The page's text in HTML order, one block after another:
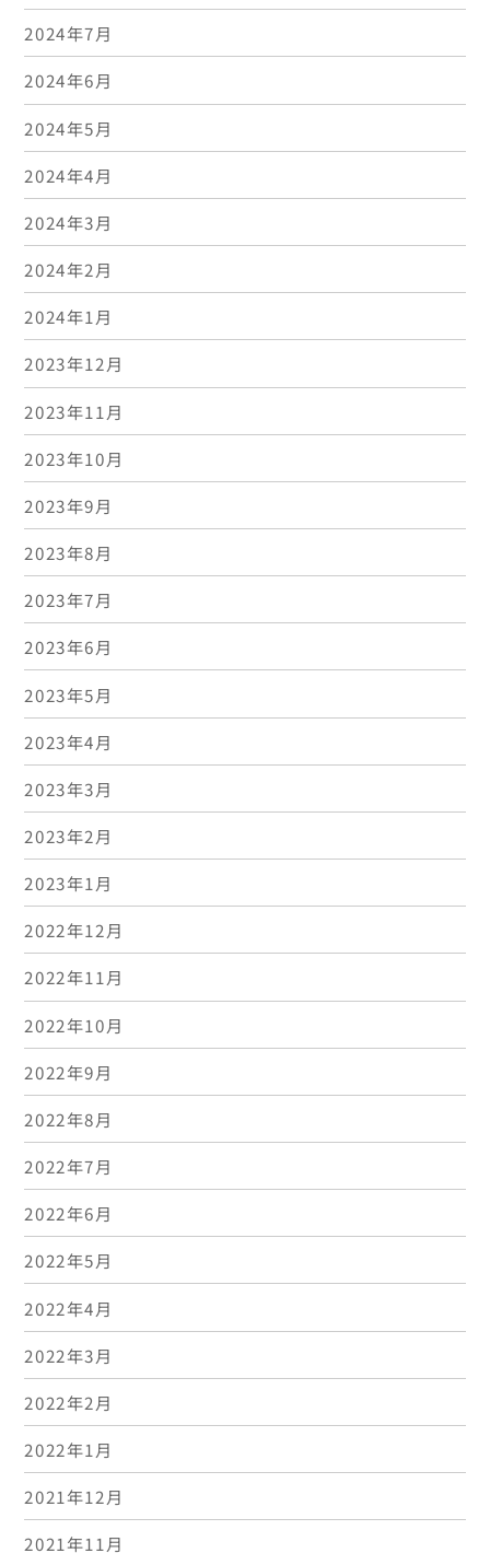
2024年7月
2024年6月
2024年5月
2024年4月
2024年3月
2024年2月
2024年1月
2023年12月
2023年11月
2023年10月
2023年9月
2023年8月
2023年7月
2023年6月
2023年5月
2023年4月
2023年3月
2023年2月
2023年1月
2022年12月
2022年11月
2022年10月
2022年9月
2022年8月
2022年7月
2022年6月
2022年5月
2022年4月
2022年3月
2022年2月
2022年1月
2021年12月
2021年11月